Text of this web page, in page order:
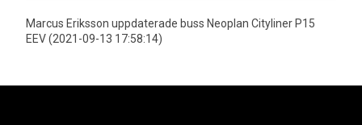
Marcus Eriksson uppdaterade buss Neoplan Cityliner P15
EEV (2021-09-13 17:58:14)